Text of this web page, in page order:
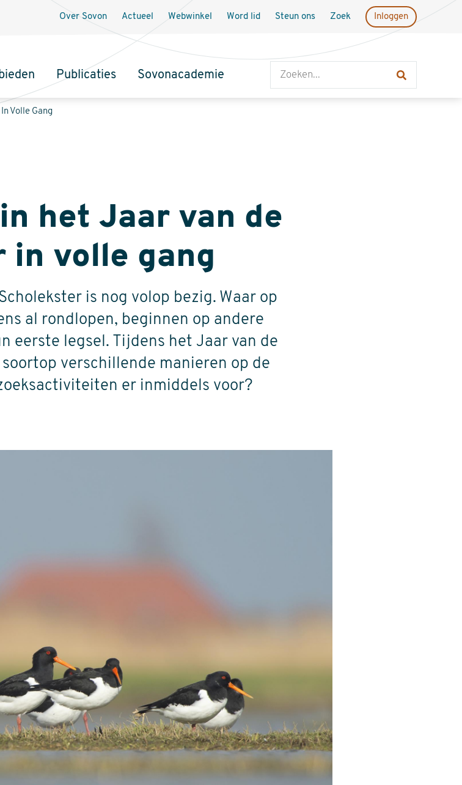
Publicaties Sovonacademie
Over Sovon Actueel Webwinkel Word lid Steun ons Zoek Inloggen
Volle Gang
het Jaar van de
in volle gang
is nog volop bezig. Waar op
al rondlopen, beginnen op andere
eerste legsel. Tijdens het Jaar van de
verschillende manieren op de
er inmiddels voor?